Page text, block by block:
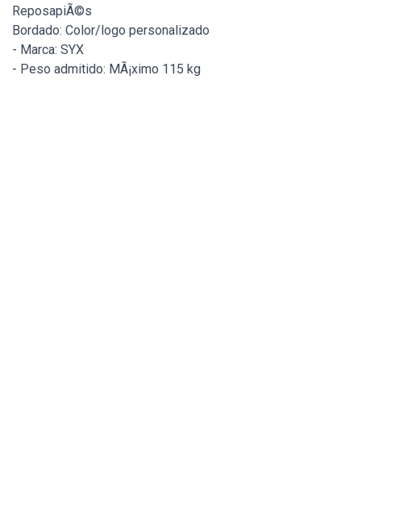
ReposapiÃ©s
Bordado: Color/logo personalizado
- Marca: SYX
- Peso admitido: MÃ¡ximo 115 kg